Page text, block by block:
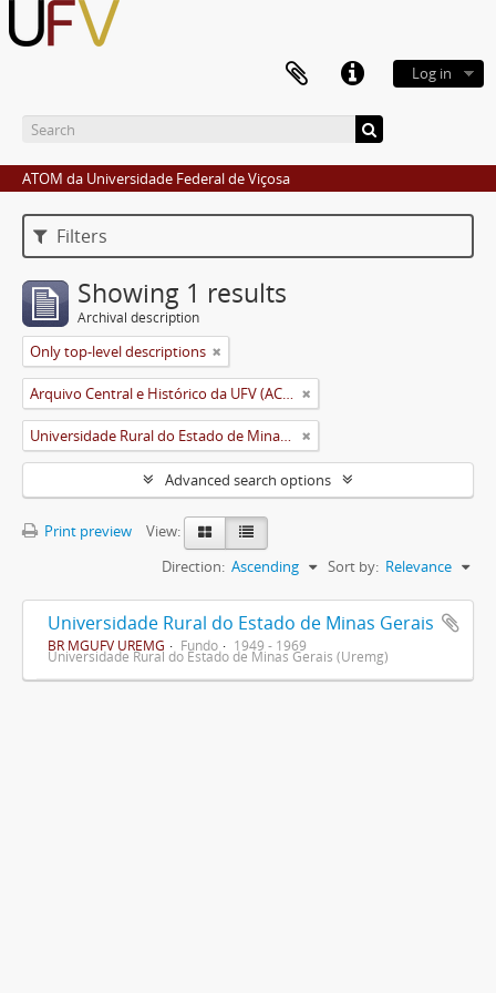
Log in
ATOM da Universidade Federal de Viçosa
Filters
Showing 1 results
Archival description
Only top-level descriptions
Arquivo Central e Histórico da UFV (ACH-UFV)
Universidade Rural do Estado de Minas Gerais (Uremg)
Advanced search options
Print preview
View:
Sort by: Relevance
Direction: Ascending
Universidade Rural do Estado de Minas Gerais
BR MGUFV UREMG Fundo 1949 - 1969
Universidade Rural do Estado de Minas Gerais (Uremg)